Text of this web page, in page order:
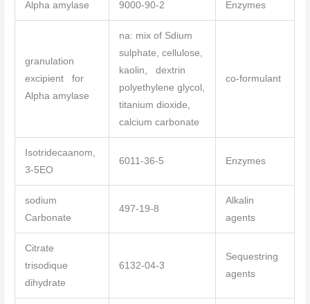
Alpha amylase 9000-90-2 Enzymes
granulation
excipient for
Alpha amylase
na: mix of Sdium
sulphate, cellulose,
kaolin, dextrin
polyethylene glycol,
titanium dioxide,
calcium carbonate
co-formulant
Isotridecaanom,
3-5EO
6011-36-5 Enzymes
sodium
Carbonate
497-19-8
Alkalin
agents
Citrate
trisodique
dihydrate
6132-04-3
Sequestring
agents